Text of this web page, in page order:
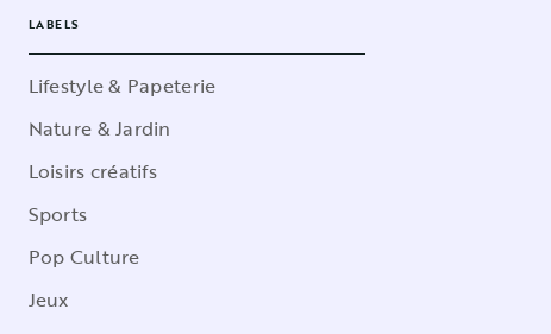
LABELS
Lifestyle & Papeterie
Nature & Jardin
Loisirs créatifs
Sports
Pop Culture
Jeux